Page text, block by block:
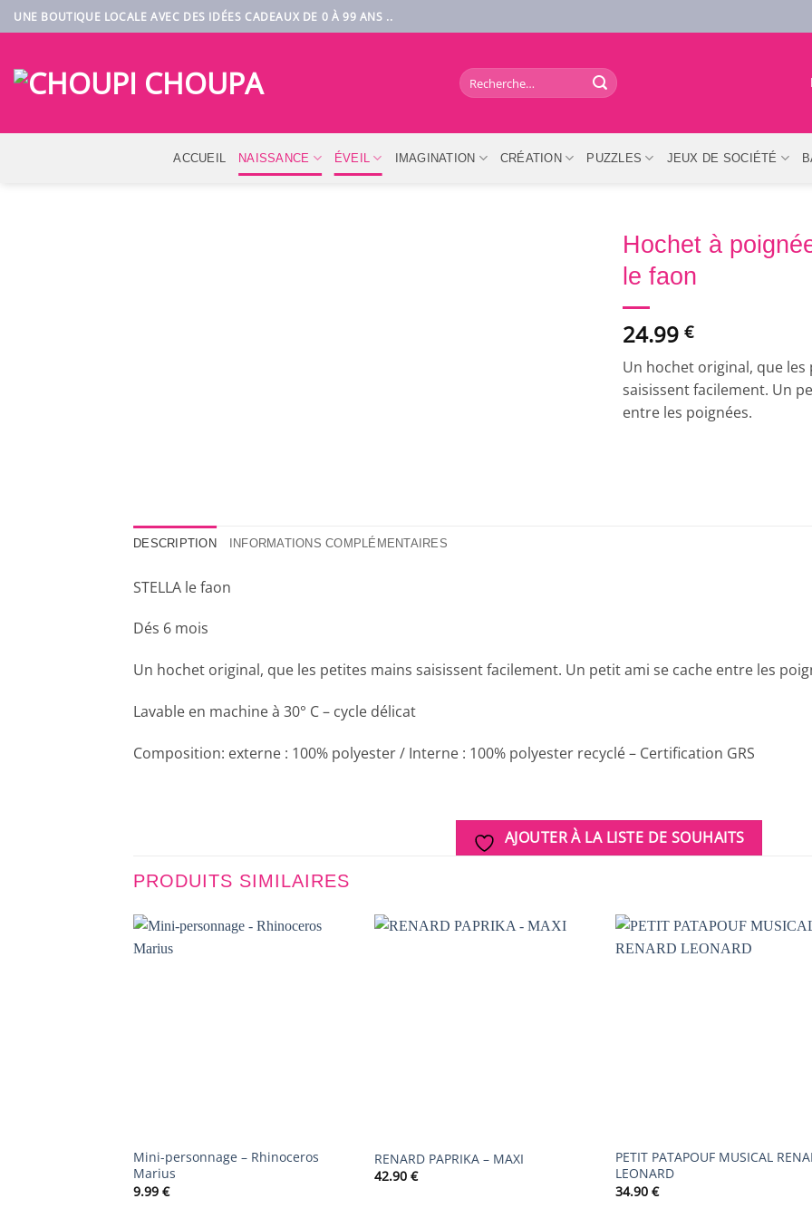
Passer
au
UNE BOUTIQUE LOCALE AVEC DES IDÉES CADEAUX DE 0 À 99 ANS ..
Recherche
pour :
ACCUEIL NAISSANCE ÉVEIL IMAGINATION CRÉATION PUZZLES JEUX DE SOCIÉTÉ
Hochet à
le faon
24.99 €
Un hochet original, que les
saisissent facilement. Un
entre les poignées.
DESCRIPTION INFORMATIONS COMPLÉMENTAIRES
STELLA le faon
Dés 6 mois
Un hochet original, que les petites mains saisissent facilement. Un petit ami se cache entre les
Lavable en machine à 30° C – cycle délicat
Composition: externe : 100% polyester / Interne : 100% polyester recyclé – Certification GRS
AJOUTER À LA LISTE DE SOUHAITS
PRODUITS SIMILAIRES
Mini-personnage – Rhinoceros
Marius
9.99 €
RENARD PAPRIKA – MAXI
42.90€
PETIT PATAPOUF MUSICAL
LEONARD
34.90€